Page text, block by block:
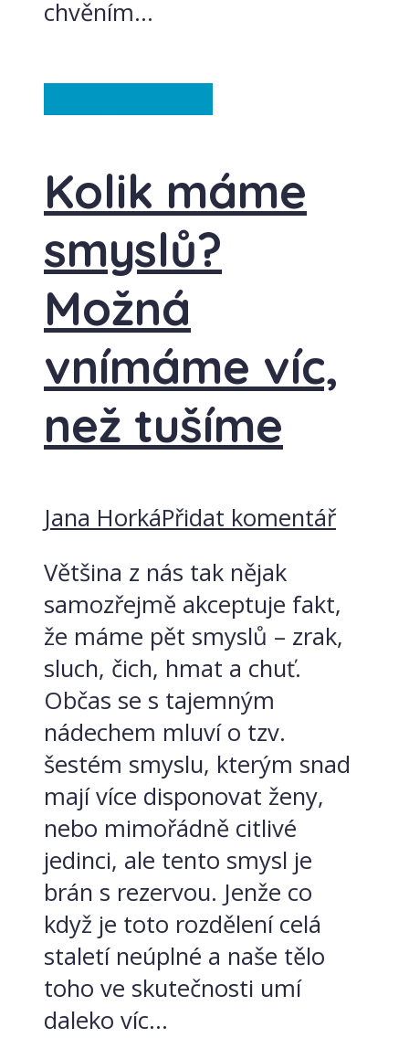
chvěním...
Kolik máme
smyslů?
Možná
vnímáme víc,
než tušíme
Jana HorkáPřidat komentář
Většina z nás tak nějak
samozřejmě akceptuje fakt,
že máme pět smyslů – zrak,
sluch, čich, hmat a chuť.
Občas se s tajemným
nádechem mluví o tzv.
šestém smyslu, kterým snad
mají více disponovat ženy,
nebo mimořádně citlivé
jedinci, ale tento smysl je
brán s rezervou. Jenže co
když je toto rozdělení celá
staletí neúplné a naše tělo
toho ve skutečnosti umí
daleko víc...